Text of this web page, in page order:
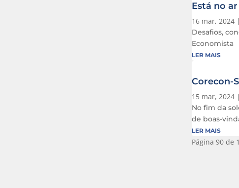
Está no
16 mar, 2024|
Desafios,
Economista
LER MAIS
Corecon-
15 mar, 2024|
No fim da
de boas-
LER MAIS
Página 90 de